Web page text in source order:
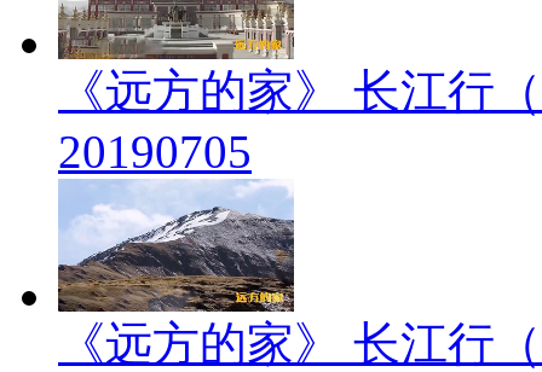
《远方的家》 长江行
20190705
《远方的家》 长江行